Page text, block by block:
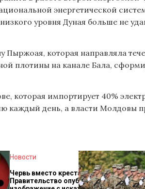
энергетической
уровня Дуная больше не
которая направляла
плотины на канале Бала,
которая импортирует 40%
каждый день, а власти Молдовы
Новости
Червь вместо креста?
Правительство опубликовало